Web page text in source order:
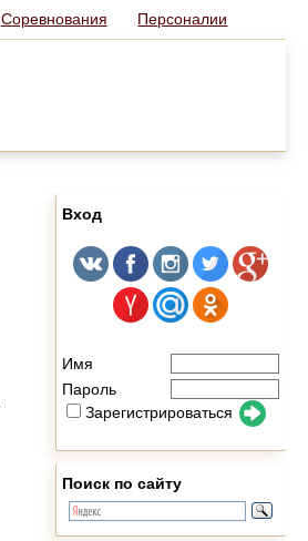
Соревнования Персоналии
Вход
Имя
Пароль
Зарегистрироваться
Поиск по сайту